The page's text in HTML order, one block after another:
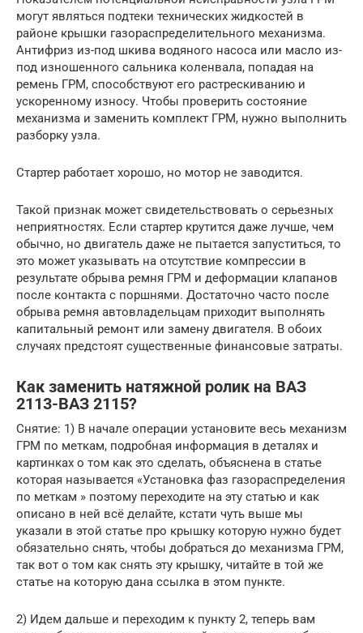
могут являться подтеки технических жидкостей в
районе крышки газораспределительного механизма.
Антифриз из-под шкива водяного насоса или масло из-
под изношенного сальника коленвала, попадая на
ремень ГРМ, способствуют его растрескиванию и
ускоренному износу. Чтобы проверить состояние
механизма и заменить комплект ГРМ, нужно выполнить
разборку узла.
Стартер работает хорошо, но мотор не заводится.
Такой признак может свидетельствовать о серьезных
неприятностях. Если стартер крутится даже лучше, чем
обычно, но двигатель даже не пытается запуститься, то
это может указывать на отсутствие компрессии в
результате обрыва ремня ГРМ и деформации клапанов
после контакта с поршнями. Достаточно часто после
обрыва ремня автовладельцам приходит выполнять
капитальный ремонт или замену двигателя. В обоих
случаях предстоят существенные финансовые затраты.
Как заменить натяжной ролик на ВАЗ
2113-ВАЗ 2115?
Снятие: 1) В начале операции установите весь механизм
ГРМ по меткам, подробная информация в деталях и
картинках о том как это сделать, объяснена в статье
которая называется «Установка фаз газораспределения
по меткам » поэтому переходите на эту статью и как
описано в ней всё делайте, кстати чуть выше мы
указали в этой статье про крышку которую нужно будет
обязательно снять, чтобы добраться до механизма ГРМ,
так вот о том как снять эту крышку, читайте в той же
статье на которую дана ссылка в этом пункте.
2) Идем дальше и переходим к пункту 2, теперь вам